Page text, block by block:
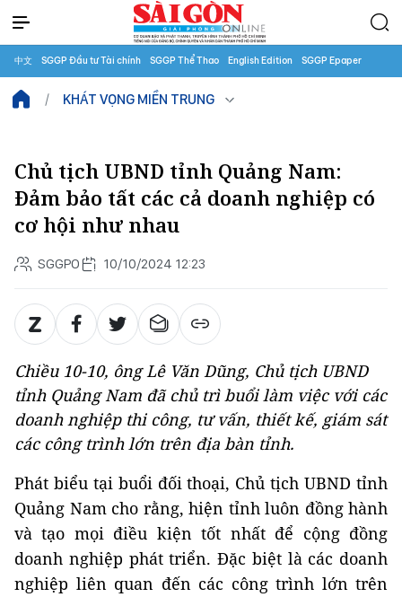
中文 SGGP Đầu tư Tài chính SGGP Thể Thao English Edition SGGP Epaper
KHÁT VỌNG MIỀN TRUNG
Chủ tịch UBND tỉnh Quảng Nam:
Đảm bảo tất các cả doanh nghiệp có
cơ hội như nhau
SGGPO 10/10/2024 12:23
Chiều 10-10, ông Lê Văn Dũng, Chủ tịch UBND
tỉnh Quảng Nam đã chủ trì buổi làm việc với các
doanh nghiệp thi công, tư vấn, thiết kế, giám sát
các công trình lớn trên địa bàn tỉnh.
Phát biểu tại buổi đối thoại, Chủ tịch UBND tỉnh
Quảng Nam cho rằng, hiện tỉnh luôn đồng hành
và tạo mọi điều kiện tốt nhất để cộng đồng
doanh nghiệp phát triển. Đặc biệt là các doanh
nghiệp liên quan đến các công trình lớn trên